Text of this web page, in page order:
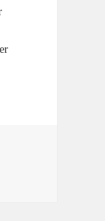
Adventskalender – 20